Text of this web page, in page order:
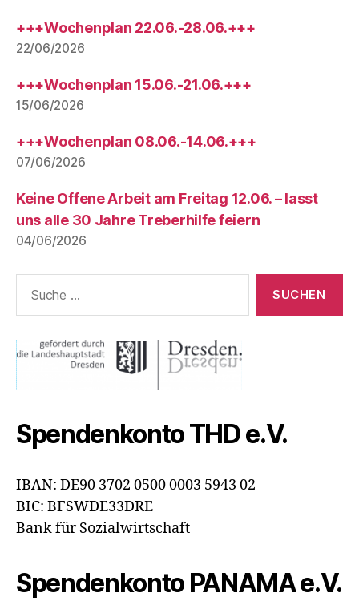
+++Wochenplan 22.06.-28.06.+++
22/06/2026
+++Wochenplan 15.06.-21.06.+++
15/06/2026
+++Wochenplan 08.06.-14.06.+++
07/06/2026
Keine Offene Arbeit am Freitag 12.06. – lasst
uns alle 30 Jahre Treberhilfe feiern
04/06/2026
nach:
Spendenkonto THD e.V.
IBAN: DE90 3702 0500 0003 5943 02
BIC: BFSWDE33DRE
Bank für Sozialwirtschaft
Spendenkonto PANAMA e.V.